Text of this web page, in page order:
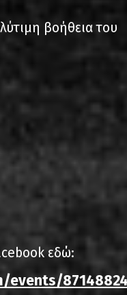
βοήθεια του
εδώ: